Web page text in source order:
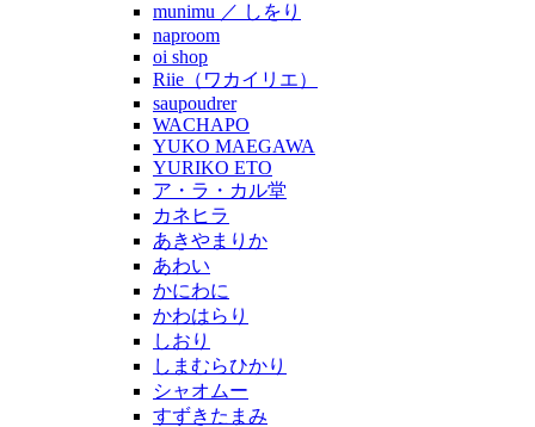
munimu ／ しをり
naproom
oi shop
Riie（ワカイリエ）
saupoudrer
WACHAPO
YUKO MAEGAWA
YURIKO ETO
ア・ラ・カル堂
カネヒラ
あきやまりか
あわい
かにわに
かわはらり
しおり
しまむらひかり
シャオムー
すずきたまみ